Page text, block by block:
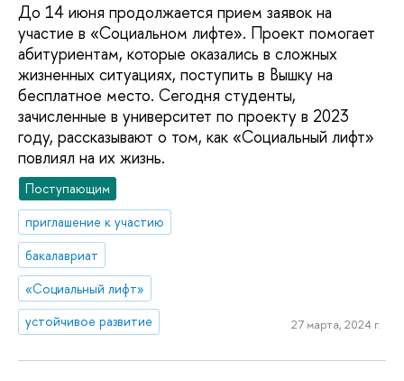
До 14 июня продолжается прием заявок на
участие в «Социальном лифте». Проект помогает
абитуриентам, которые оказались в сложных
жизненных ситуациях, поступить в Вышку на
бесплатное место. Сегодня студенты,
зачисленные в университет по проекту в 2023
году, рассказывают о том, как «Социальный лифт»
повлиял на их жизнь.
Поступающим
приглашение к участию
бакалавриат
«Социальный лифт»
устойчивое развитие
27 марта, 2024 г.